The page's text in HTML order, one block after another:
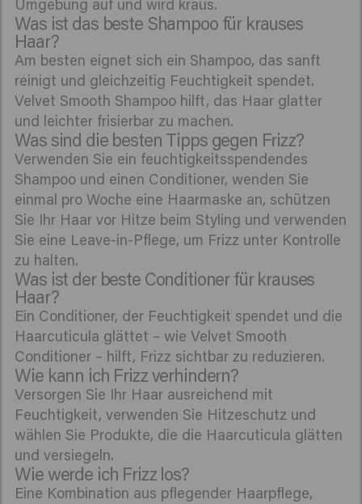
Umgebung auf und wird kraus.
Was ist das beste Shampoo für krauses
Haar?
Am besten eignet sich ein Shampoo, das sanft
reinigt und gleichzeitig Feuchtigkeit spendet.
Velvet Smooth Shampoo hilft, das Haar glatter
und leichter frisierbar zu machen.
Was sind die besten Tipps gegen Frizz?
Verwenden Sie ein feuchtigkeitsspendendes
Shampoo und einen Conditioner, wenden Sie
einmal pro Woche eine Haarmaske an, schützen
Sie Ihr Haar vor Hitze beim Styling und verwenden
Sie eine Leave-in-Pflege, um Frizz unter Kontrolle
zu halten.
Was ist der beste Conditioner für krauses
Haar?
Ein Conditioner, der Feuchtigkeit spendet und die
Haarcuticula glättet – wie Velvet Smooth
Conditioner – hilft, Frizz sichtbar zu reduzieren.
Wie kann ich Frizz verhindern?
Versorgen Sie Ihr Haar ausreichend mit
Feuchtigkeit, verwenden Sie Hitzeschutz und
wählen Sie Produkte, die die Haarcuticula glätten
und versiegeln.
Wie werde ich Frizz los?
Eine Kombination aus pflegender Haarpflege,